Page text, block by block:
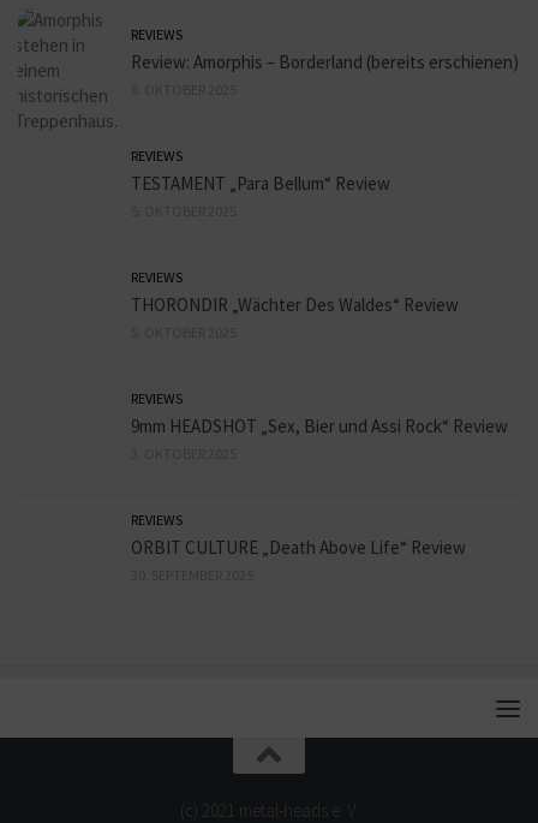
REVIEWS
Review: Amorphis – Borderland (bereits erschienen)
REVIEWS
TESTAMENT „Para Bellum“ Review
REVIEWS
THORONDIR „Wächter Des Waldes“ Review
REVIEWS
9mm HEADSHOT „Sex, Bier und Assi Rock“ Review
REVIEWS
ORBIT CULTURE „Death Above Life“ Review
(c) 2021 metal-heads e. V.